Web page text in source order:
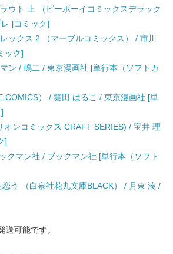
ウト 上 （ビーボーイコミックスデラック
[コミック]
ックス 2 （マーブルコミックス） / 市川
ック]
ン / 嶋二 / 東京漫画社 [単行本（ソフトカ
COMICS） / 雲田 はるこ / 東京漫画社 [単
オンコミックス CRAFT SERIES) / 宝井 理
]
クマン社 / ブックマン社 [単行本（ソフト
う （白泉社花丸文庫BLACK） / 月東 湊 /
送可能です。